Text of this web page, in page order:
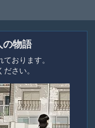
の物語
おります。
さい。